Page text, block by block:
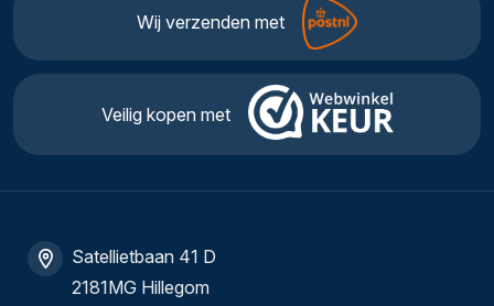
Wij verzenden met
Veilig kopen met
Satellietbaan 41 D
2181MG Hillegom